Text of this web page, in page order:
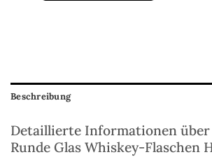
Beschreibung
Detaillierte Informationen
Runde Glas Whiskey-Flaschen